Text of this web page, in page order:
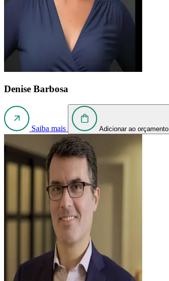
Denise Barbosa
Saiba mais Adicionar ao orçamento